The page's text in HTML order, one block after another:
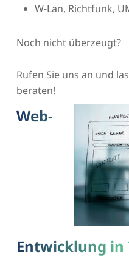
W-Lan, Richtfunk,
Noch nicht überzeugt?
Rufen Sie uns an und
beraten!
Web-
Entwicklung in